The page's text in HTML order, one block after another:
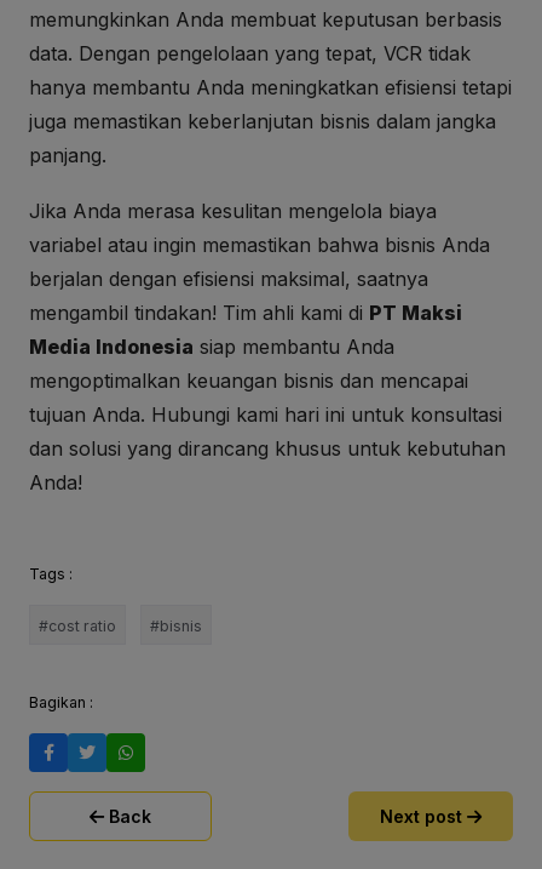
memungkinkan Anda membuat keputusan berbasis
data. Dengan pengelolaan yang tepat, VCR tidak
hanya membantu Anda meningkatkan efisiensi tetapi
juga memastikan keberlanjutan bisnis dalam jangka
panjang.
Jika Anda merasa kesulitan mengelola biaya
variabel atau ingin memastikan bahwa bisnis Anda
berjalan dengan efisiensi maksimal, saatnya
mengambil tindakan! Tim ahli kami di PT Maksi
Media Indonesia siap membantu Anda
mengoptimalkan keuangan bisnis dan mencapai
tujuan Anda. Hubungi kami hari ini untuk konsultasi
dan solusi yang dirancang khusus untuk kebutuhan
Anda!
Tags :
#cost ratio #bisnis
Bagikan :
Back Next post